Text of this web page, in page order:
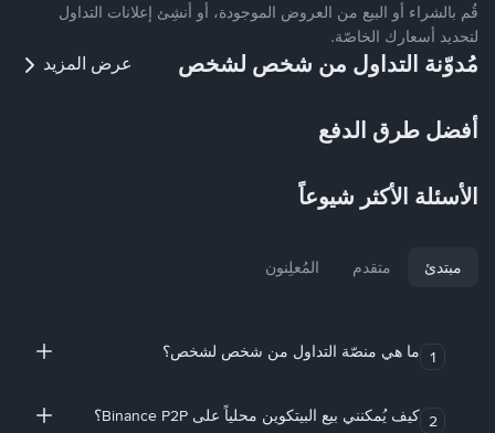
قُم بالشراء أو البيع من العروض الموجودة، أو أنشِئ إعلانات التداول
لتحديد أسعارك الخاصّة.
مُدوّنة التداول من شخص لشخص عرض المزيد
أفضل طرق الدفع
الأسئلة الأكثر شيوعاً
مبتدئ متقدم المُعلِنون
1 ما هي منصّة التداول من شخص لشخص؟
2 كيف يُمكنني بيع البيتكوين محلياً على Binance P2P؟